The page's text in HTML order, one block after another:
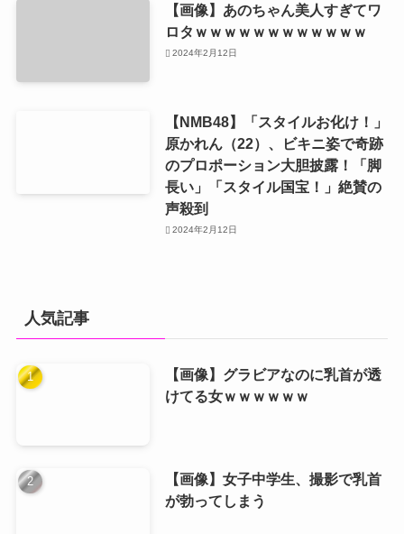
【画像】あのちゃん美人すぎてワ
ロタｗｗｗｗｗｗｗｗｗｗｗｗ
2024年2月12日
【NMB48】「スタイルお化け！」
原かれん（22）、ビキニ姿で奇跡
のプロポーション大胆披露！「脚
長い」「スタイル国宝！」絶賛の
声殺到
2024年2月12日
人気記事
【画像】グラビアなのに乳首が透
けてる女ｗｗｗｗｗｗ
【画像】女子中学生、撮影で乳首
が勃ってしまう